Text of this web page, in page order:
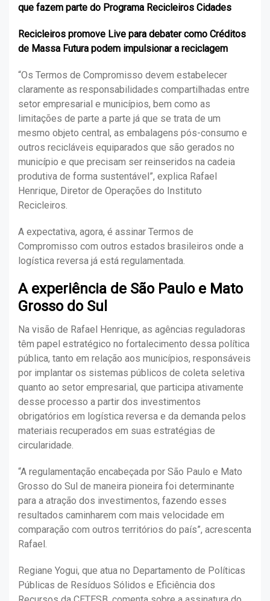
que fazem parte do Programa Recicleiros Cidades
Recicleiros promove Live para debater como Créditos
de Massa Futura podem impulsionar a reciclagem
“Os Termos de Compromisso devem estabelecer
claramente as responsabilidades compartilhadas entre
setor empresarial e municípios, bem como as
limitações de parte a parte já que se trata de um
mesmo objeto central, as embalagens pós-consumo e
outros recicláveis equiparados que são gerados no
município e que precisam ser reinseridos na cadeia
produtiva de forma sustentável”, explica Rafael
Henrique, Diretor de Operações do Instituto
Recicleiros.
A expectativa, agora, é assinar Termos de
Compromisso com outros estados brasileiros onde a
logística reversa já está regulamentada.
A experiência de São Paulo e Mato
Grosso do Sul
Na visão de Rafael Henrique, as agências reguladoras
têm papel estratégico no fortalecimento dessa política
pública, tanto em relação aos municípios, responsáveis
por implantar os sistemas públicos de coleta seletiva
quanto ao setor empresarial, que participa ativamente
desse processo a partir dos investimentos
obrigatórios em logística reversa e da demanda pelos
materiais recuperados em suas estratégias de
circularidade.
“A regulamentação encabeçada por São Paulo e Mato
Grosso do Sul de maneira pioneira foi determinante
para a atração dos investimentos, fazendo esses
resultados caminharem com mais velocidade em
comparação com outros territórios do país”, acrescenta
Rafael.
Regiane Yogui, que atua no Departamento de Políticas
Públicas de Resíduos Sólidos e Eficiência dos